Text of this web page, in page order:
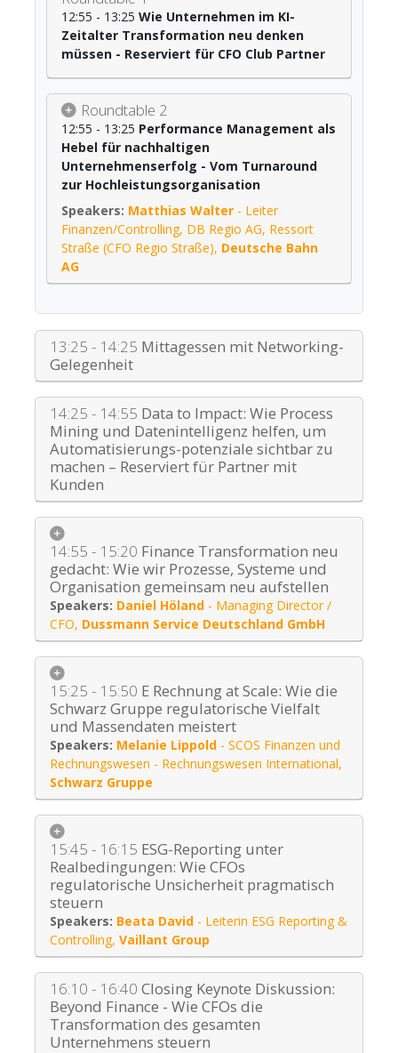
12:55 - 13:25 Wie Unternehmen im KI-
Zeitalter Transformation neu denken
müssen - Reserviert für CFO Club Partner
Roundtable 2
12:55 - 13:25 Performance Management als
Hebel für nachhaltigen
Unternehmenserfolg - Vom Turnaround
zur Hochleistungsorganisation
Matthias Walter - Leiter
Finanzen/Controlling, DB Regio AG, Ressort
Straße (CFO Regio Straße), Deutsche Bahn
AG
13:25 - 14:25 Mittagessen mit Networking-
Gelegenheit
14:25 - 14:55 Data to Impact: Wie Process
Mining und Datenintelligenz helfen, um
Automatisierungs-potenziale sichtbar zu
machen – Reserviert für Partner mit
Kunden
14:55 - 15:20 Finance Transformation neu
gedacht: Wie wir Prozesse, Systeme und
Organisation gemeinsam neu aufstellen
Daniel Höland - Managing Director /
CFO, Dussmann Service Deutschland GmbH
15:25 - 15:50 E Rechnung at Scale: Wie die
Schwarz Gruppe regulatorische Vielfalt
und Massendaten meistert
Melanie Lippold - SCOS Finanzen und
Rechnungswesen - Rechnungswesen International,
Schwarz Gruppe
15:45 - 16:15 ESG-Reporting unter
Realbedingungen: Wie CFOs
regulatorische Unsicherheit pragmatisch
steuern
Beata David - Leiterin ESG Reporting &
Controlling, Vaillant Group
16:10 - 16:40 Closing Keynote Diskussion:
Beyond Finance - Wie CFOs die
Transformation des gesamten
Unternehmens steuern